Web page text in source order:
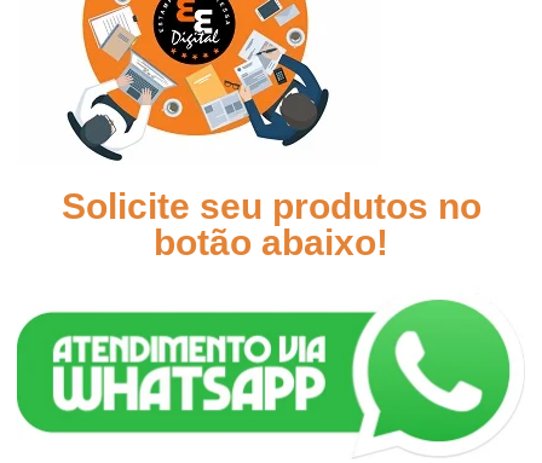
Solicite seu produtos no
botão abaixo!